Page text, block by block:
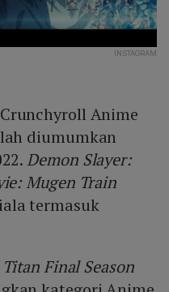
INSTAGRAM
Anime
diumumkan
Demon Slayer:
Mugen Train
termasuk
Final Season